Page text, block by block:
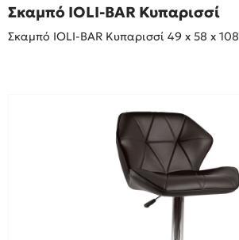
Σκαμπό IOLI-BAR Κυπαρισσί
Σκαμπό IOLI-BAR Κυπαρισσί 49 x 58 x 108